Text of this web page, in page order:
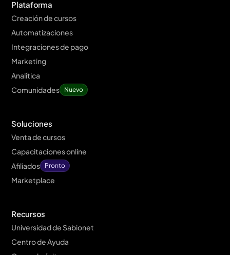
Plataforma
Creación de cursos
Automatizaciones
Integraciones de pago
Marketing
Analítica
Comunidades
Nuevo
Soluciones
Venta de cursos
Capacitaciones online
Afiliados
Pronto
Marketplace
Recursos
Universidad de Sabionet
Centro de Ayuda